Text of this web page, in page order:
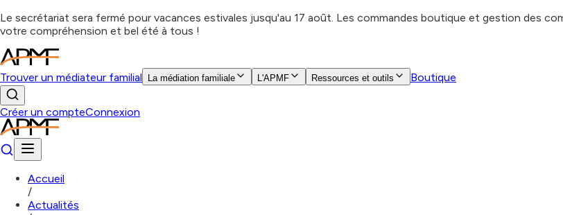
Le secrétariat sera fermé pour vacances estivales jusqu'au 17 août. Les commandes boutique et gestion des
votre compréhension et bel été à tous !
Trouver un médiateur familial La médiation familiale L'APMF Ressources et outils Boutique
Créer un compteConnexion
Accueil
/
Actualités